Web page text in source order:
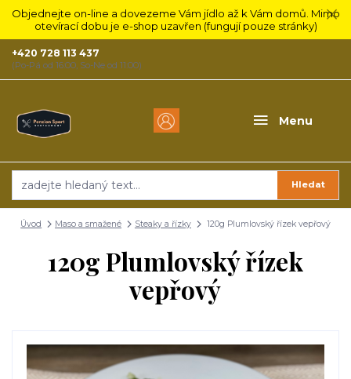
Objednejte on-line a dovezeme Vám jídlo až k Vám domů. Mimo
otevírací dobu je e-shop uzavřen (fungují pouze stránky)
Menu
Hledat
+420 728 113 437
(Po-Pá od 16:00, So-Ne od 11:00)
Úvod Maso a smažené Steaky a řízky 120g Plumlovský řízek vepřový
120g Plumlovský řízek
vepřový